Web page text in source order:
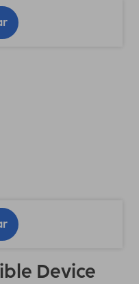
Device